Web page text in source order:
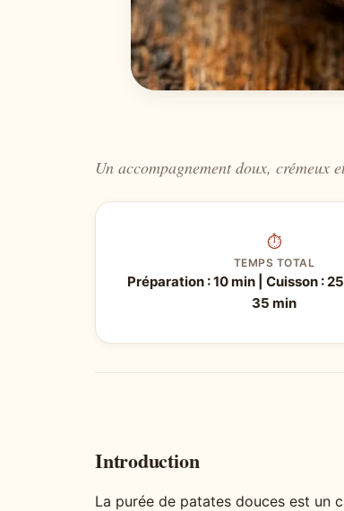
Un accompagnement doux, crémeux
⏱
TEMPS TOTAL
Préparation : 10 min | Cuisson :
35 min
Introduction
La purée de patates douces est un